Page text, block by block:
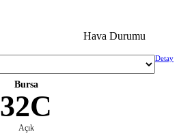
Hava Durumu
Detay
Bursa
32C
Açık